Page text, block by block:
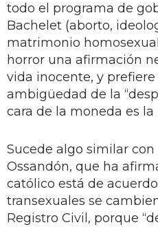
todo el programa de
Bachelet (aborto,
matrimonio
horror una afirmación
vida inocente, y
ambigüedad de la
cara de la moneda es
Sucede algo similar con
Ossandón, que ha
católico está de
transexuales se
Registro Civil, porque